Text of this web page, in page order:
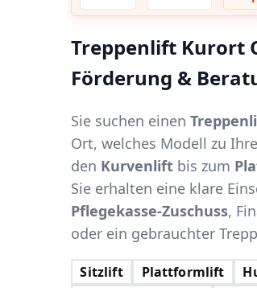
Treppenlift Kurort
Förderung &
Sie suchen einen
Ort, welches Modell zu
den Kurvenlift bis zum
Sie erhalten eine klare
Pflegekasse-Zuschuss,
oder ein gebrauchter
Sitzlift Plattformlift